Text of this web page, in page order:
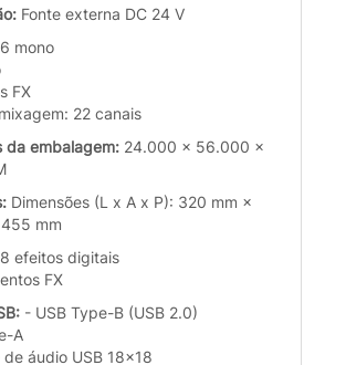
Fonte externa DC 24 V
mono
FX
22 canais
da embalagem: 24.000 x 56.000 x
Dimensões (L x A x P): 320 mm ×
mm
efeitos digitais
FX
- USB Type-B (USB 2.0)
A
áudio USB 18x18